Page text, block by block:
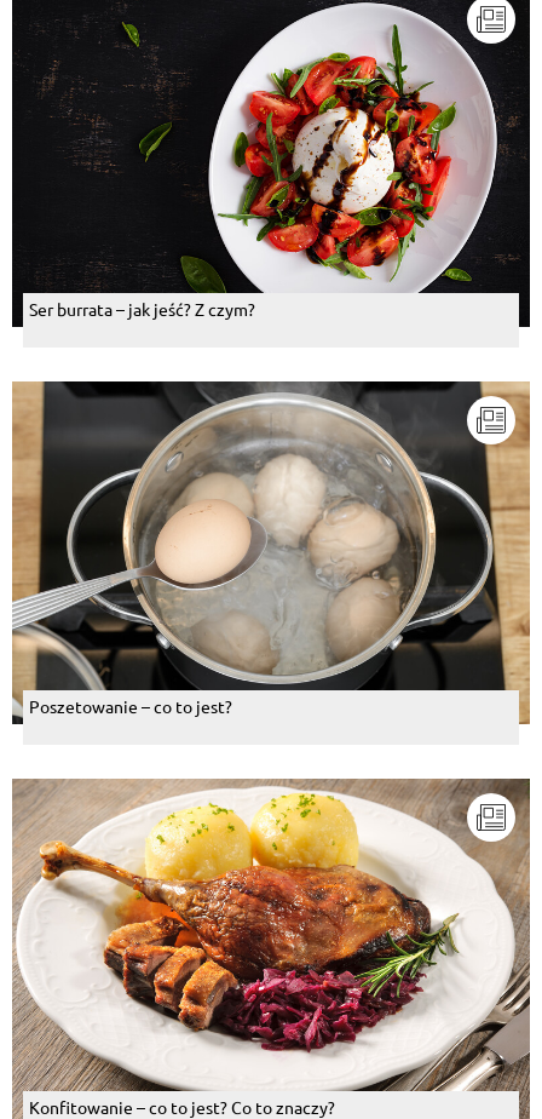
Ser burrata – jak jeść? Z czym?
Poszetowanie – co to jest?
Konfitowanie – co to jest? Co to znaczy?